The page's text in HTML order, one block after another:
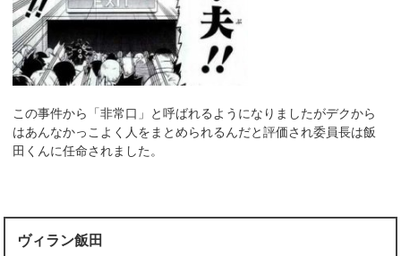
この事件から「非常口」と呼ばれるようになりましたがデクから
はあんなかっこよく人をまとめられるんだと評価され委員長は飯
田くんに任命されました。
ヴィラン飯田